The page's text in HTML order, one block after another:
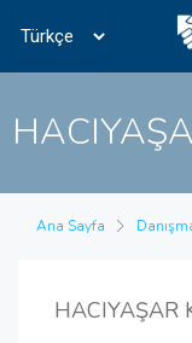
Ana Sayfa
HACIYAŞAR